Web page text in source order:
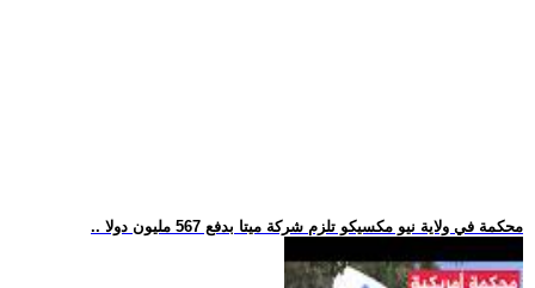
.. محكمة في ولاية نيو مكسيكو تلزم شركة ميتا بدفع 567 مليون دولا